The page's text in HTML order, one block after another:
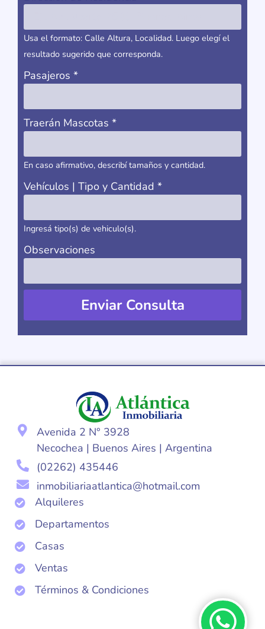
Usa el formato: Calle Altura, Localidad. Luego elegí el
resultado sugerido que corresponda.
Pasajeros *
Traerán Mascotas *
En caso afirmativo, describí tamaños y cantidad.
Vehículos | Tipo y Cantidad *
Ingresá tipo(s) de vehiculo(s).
Observaciones
Enviar Consulta
Avenida 2 N° 3928
Necochea | Buenos Aires | Argentina
(02262) 435446
inmobiliariaatlantica@hotmail.com
Alquileres
Departamentos
Casas
Ventas
Términos & Condiciones